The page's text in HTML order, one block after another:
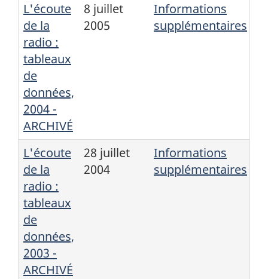
L'écoute
de la
radio :
tableaux
de
données,
2004 -
ARCHIVÉ
8 juillet
2005
Informations
supplémentaires
L'écoute
de la
radio :
tableaux
de
données,
2003 -
ARCHIVÉ
28 juillet
2004
Informations
supplémentaires